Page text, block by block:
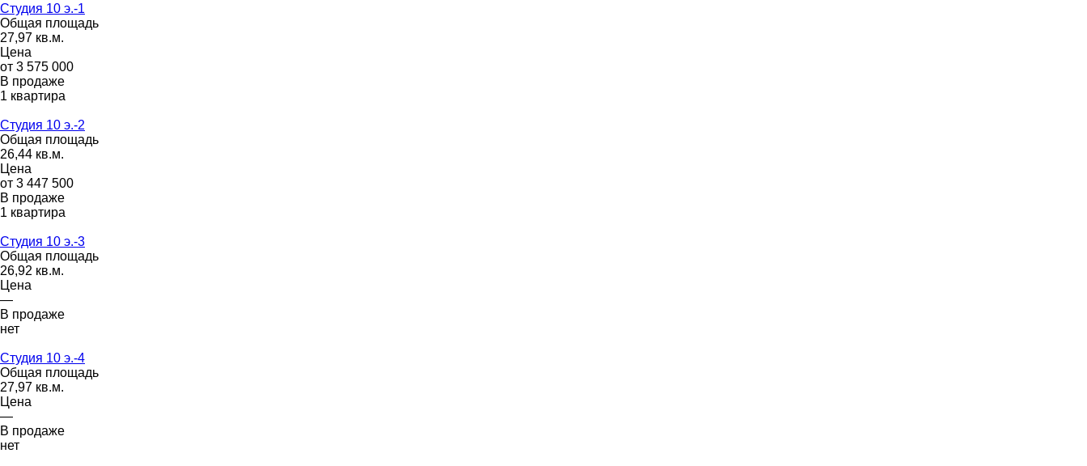
Студия 10 э.-1
Общая площадь
27,97 кв.м.
Цена
от 3 575 000
В продаже
1 квартира
Студия 10 э.-2
Общая площадь
26,44 кв.м.
Цена
от 3 447 500
В продаже
1 квартира
Студия 10 э.-3
Общая площадь
26,92 кв.м.
Цена
—
В продаже
нет
Студия 10 э.-4
Общая площадь
27,97 кв.м.
Цена
—
В продаже
нет